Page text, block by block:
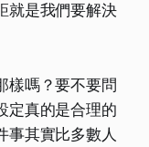
就是我們要解決
樣嗎？要不要問
定真的是合理的
事其實比多數人